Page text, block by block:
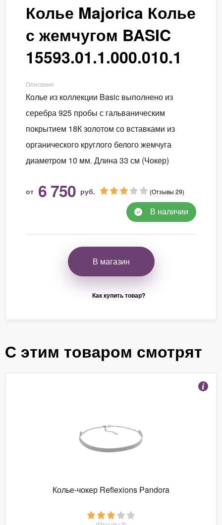
Колье Majorica Колье
с жемчугом BASIC
15593.01.1.000.010.1
Описание
Колье из коллекции Basic выполнено из
серебра 925 пробы с гальваническим
покрытием 18К золотом со вставками из
органического круглого белого жемчуга
диаметром 10 мм. Длина 33 см (Чокер)
от 6 750 руб. (Отзывы 29)
В наличии
В магазин
Как купить товар?
С этим товаром смотрят
Колье-чокер Reflexions Pandora